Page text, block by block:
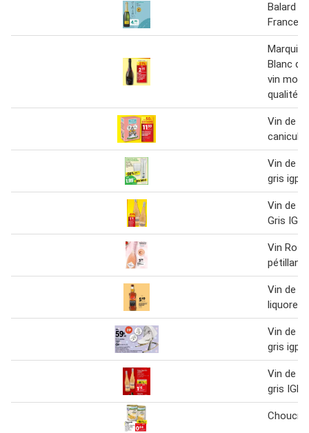
Balard
France
Marquis
Blanc
vin
qualité
Vin de
canicule
Vin de
gris igp
Vin de
Gris IGP*
Vin
pétillant'
Vin de
liquoreux
Vin de
gris igp
Vin de
gris IGP